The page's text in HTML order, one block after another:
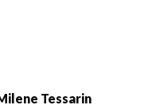
Tessarin